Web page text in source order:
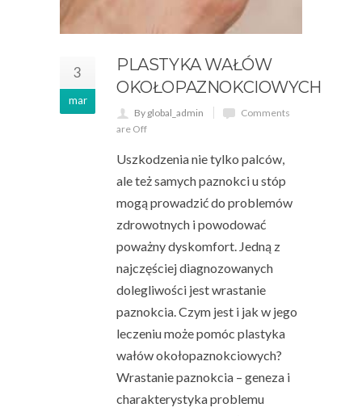
3
mar
PLASTYKA WAŁÓW
OKOŁOPAZNOKCIOWYCH
By global_admin
Comments
are Off
Uszkodzenia nie tylko palców,
ale też samych paznokci u stóp
mogą prowadzić do problemów
zdrowotnych i powodować
poważny dyskomfort. Jedną z
najczęściej diagnozowanych
dolegliwości jest wrastanie
paznokcia. Czym jest i jak w jego
leczeniu może pomóc plastyka
wałów okołopaznokciowych?
Wrastanie paznokcia – geneza i
charakterystyka problemu